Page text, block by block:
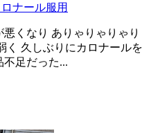
ナール服用
くなり ありゃりゃりゃり
く 久しぶりにカロナールを
不足だった...